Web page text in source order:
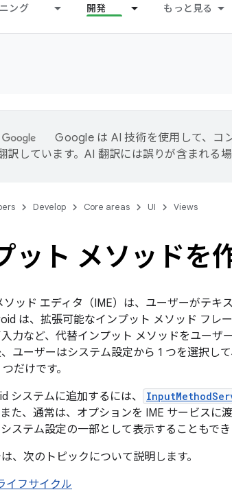
ング 開発 もっと見る
Google は AI 技術を使用して、コ
訳しています。AI 翻訳には誤りが含まれる場
Develop Core areas UI Views
ット メソッドを
ソッド エディタ（IME）は、ユーザーがテキ
は、拡張可能なインプット メソッド フレ
力など、代替インプット メソッドをユーザ
、ユーザーはシステム設定から 1 つを選択し
だけです。
システムに追加するには、
た、通常は、オプションを IME サービスに
ステム設定の一部として表示することもでき
、次のトピックについて説明します。
イフサイクル